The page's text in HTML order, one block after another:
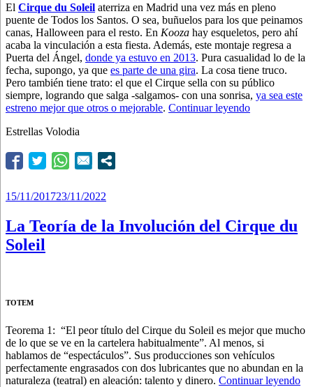
El Cirque du Soleil aterriza en Madrid una vez más en pleno
puente de Todos los Santos. O sea, buñuelos para los que peinamos
canas, Halloween para el resto. En Kooza hay esqueletos, pero ahí
acaba la vinculación a esta fiesta. Además, este montaje regresa a
Puerta del Ángel, donde ya estuvo en 2013. Pura casualidad lo de la
fecha, supongo, ya que es parte de una gira. La cosa tiene truco.
Pero también tiene trato: el que el Cirque sella con su público
siempre, logrando que salga -salgamos- con una sonrisa, ya sea este
estreno mejor que otros o mejorable. Continuar leyendo“Cirque
Estrellas Volodia
Publicado
15/11/201723/11/2022
La Teoría de la Involución del Cirque du
Soleil
TOTEM
Teorema 1: “El peor título del Cirque du Soleil es mejor que mucho
de lo que se ve en la cartelera habitualmente”. Al menos, si
hablamos de “espectáculos”. Sus producciones son vehículos
perfectamente engrasados con dos lubricantes que no abundan en la
naturaleza (teatral) en aleación: talento y dinero. Continuar leyendo